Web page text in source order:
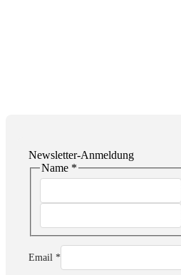
Newsletter-Anmeldung
Name *
Name
Email *